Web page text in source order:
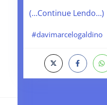
(…Continue Lendo…)
#davimarcelogaldino